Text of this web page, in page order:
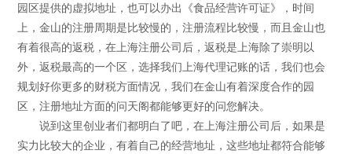
园区提供的虚拟地址，也可以办出《食品经营许可证》，时间
上，金山的注册周期是比较慢的，注册流程比较慢，而且金山也
有着很高的返税，在上海注册公司后，返税是上海除了崇明以
外，返税最高的一个区，选择我们上海代理记账的话，我们也会
规划好你更多的财税方面情况，我们在金山有着深度合作的园
区，注册地址方面的问天阁都能够更好的问您解决。
说到这里创业者们都明白了吧，在上海注册公司后，如果是
实力比较大的企业，有着自己的经营地址，这些地址都符合能够